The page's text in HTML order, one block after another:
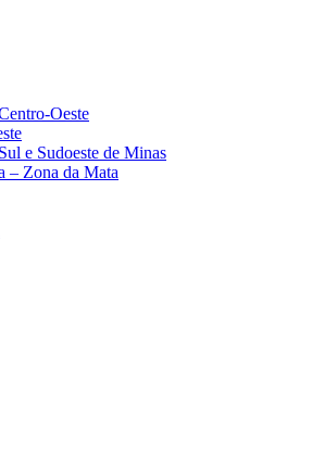
Oeste
e Sudoeste de Minas
– Zona da Mata